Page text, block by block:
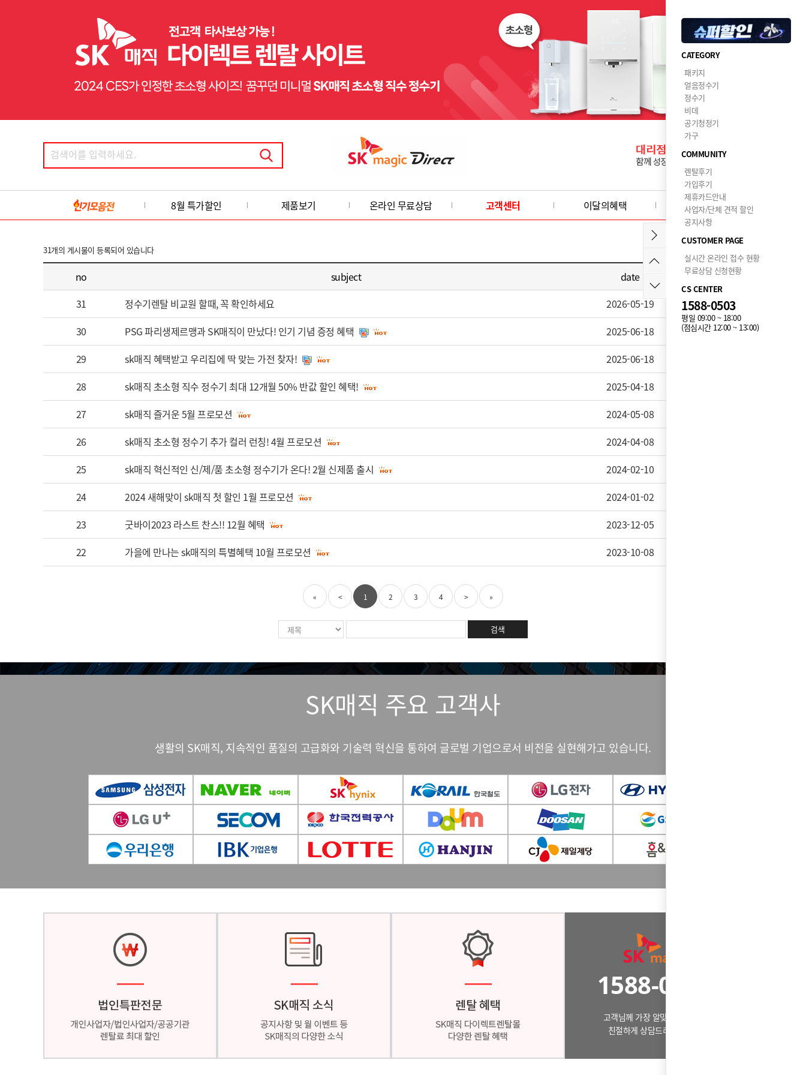
8월 특가할인 제품보기 온라인 무료상담 고객센터 이달의혜택
31개의 게시물이 등록되어 있습니다
no subject date
hit
31
정수기렌탈 비교원 할때, 꼭 확인하세요 2026-05-19
973
30
PSG 파리생제르맹과 SK매직이 만났다! 인기 기념 증정 혜택 2025-06-18
9,443
29
sk매직 혜택받고 우리집에 딱 맞는 가전 찾자! 2025-06-18
28
sk매직 초소형 직수 정수기 최대 12개월 50% 반값 할인 혜택! 2025-04-18
27
sk매직 즐거운 5월 프로모션 2024-05-08
26
sk매직 초소형 정수기 추가 컬러 런칭! 4월 프로모션 2024-04-08
25
sk매직 혁신적인 신/제/품 초소형 정수기가 온다! 2월 신제품 출시 2024-02-10
24
2024 새해맞이 sk매직 첫 할인 1월 프로모션 2024-01-02
23
굿바이2023 라스트 찬스!! 12월 혜택 2023-12-05
22
가을에 만나는 sk매직의 특별혜택 10월 프로모션 2023-10-08
« < 1 2 3 4 > »
검색
SK매직 주요 고객사
생활의 SK매직, 지속적인 품질의 고급화와 기술력 혁신을 통하여 글로벌 기업으로서 비전을 실현해가고 있습니다.
1588-0503
고객님께 가장 알맞은 제품으로
친절하게 상담드리겠습니다.
CATEGORY
패키지
얼음정수기
정수기
비데
공기청정기
가구
COMMUNITY
렌탈후기
가입후기
제휴카드안내
사업자/단체 견적 할인
공지사항
CUSTOMER PAGE
실시간 온라인 접수 현황
무료상담 신청현황
CS CENTER
1588-0503
평일 09:00 ~ 18:00
(점심시간 12:00 ~ 13:00)